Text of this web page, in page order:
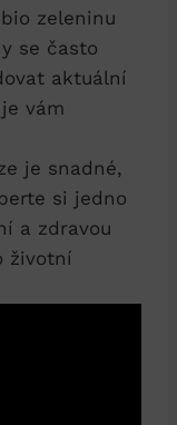
zeleninu
se často
⁢aktuální‍
vám
je snadné,
si jedno
a zdravou
životní